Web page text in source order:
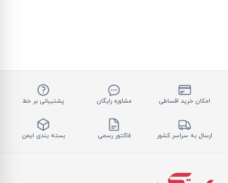
امکان خرید اقساطی مشاوره رایگان پشتیبانی بر خط
ارسال به سراسر کشور فاکتور رسمی بسته بندی ایمن